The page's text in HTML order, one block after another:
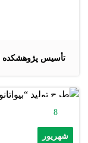
تأسیس پژوهشکده
8
شهریور